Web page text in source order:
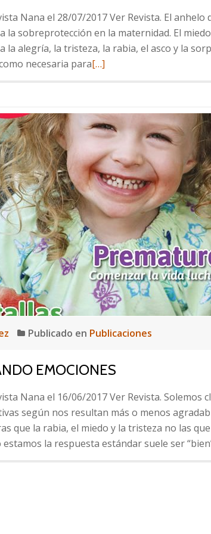
Nana el 28/07/2017 Ver Revista. El anhelo
la sobreprotección en la maternidad. El
la alegría, la tristeza, la rabia, el asco y la
necesaria paraLeer
el
miedo
es
el
que
manda
[…]
Publicado en Publicaciones
EMOCIONES
Nana el 16/06/2017 Ver Revista. Solemos
según nos resultan más o menos
que la rabia, el miedo y la tristeza no las
la respuesta estándar suele ser